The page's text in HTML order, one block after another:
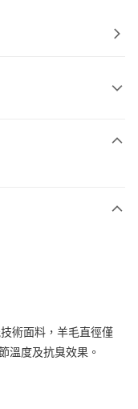
術面料，羊毛直徑僅
溫度及抗臭效果。